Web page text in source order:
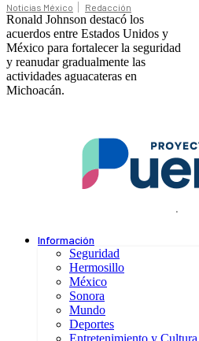
Noticias México Redacción
Ronald Johnson destacó los
acuerdos entre Estados Unidos y
México para fortalecer la seguridad
y reanudar gradualmente las
actividades aguacateras en
Michoacán.
.
Información
Seguridad
Hermosillo
México
Sonora
Mundo
Deportes
Entretenimiento y Cultura